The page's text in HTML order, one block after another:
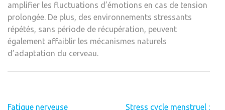
amplifier les fluctuations d’émotions en cas de tension
prolongée. De plus, des environnements stressants
répétés, sans période de récupération, peuvent
également affaiblir les mécanismes naturels
d’adaptation du cerveau.
Navigation
Fatigue nerveuse
Stress cycle menstruel :